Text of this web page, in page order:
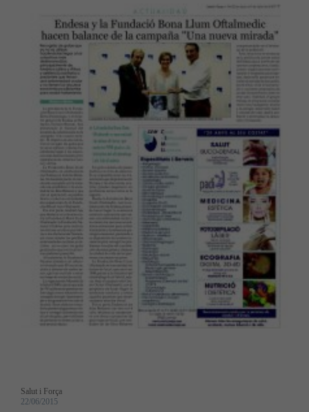
Salut i Força
22/06/2015